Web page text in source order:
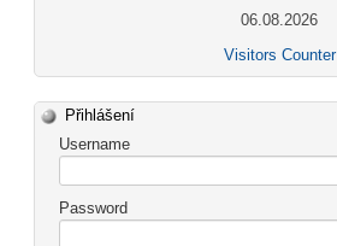
06.08.2026
Visitors Counter
Přihlášení
Username
Password